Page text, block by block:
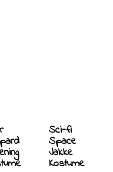
Sci-fi
Space
Jakke
Kostume